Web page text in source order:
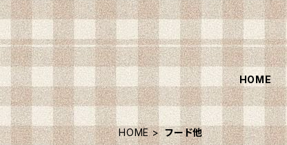
HOME
HOME フード他